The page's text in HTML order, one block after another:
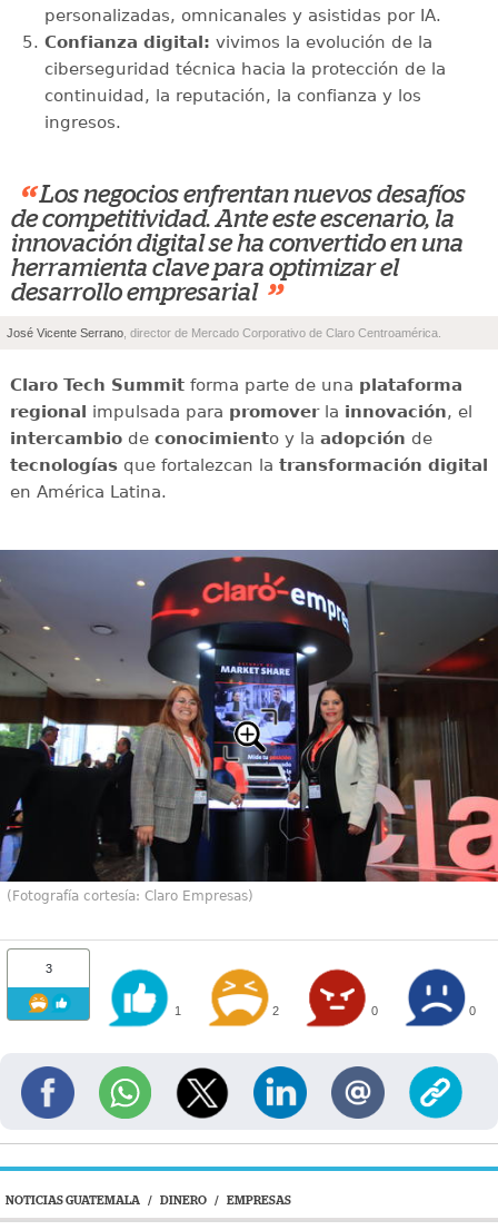
personalizadas, omnicanales y asistidas por IA.
Confianza digital: vivimos la evolución de la
ciberseguridad técnica hacia la protección de la
continuidad, la reputación, la confianza y los
ingresos.
“ Los negocios enfrentan nuevos desafíos
de competitividad. Ante este escenario, la
innovación digital se ha convertido en una
herramienta clave para optimizar el
desarrollo empresarial ”
José Vicente Serrano , director de Mercado Corporativo de Claro Centroamérica.
Claro Tech Summitforma parte de una plataforma
regional impulsada para promoverla innovación, el
intercambiode conocimiento y la adopción de
tecnologíasque fortalezcan la transformación digital
en América Latina.
(Fotografía cortesía: Claro Empresas)
3
1 2 0 0
NOTICIAS GUATEMALA / DINERO / EMPRESAS